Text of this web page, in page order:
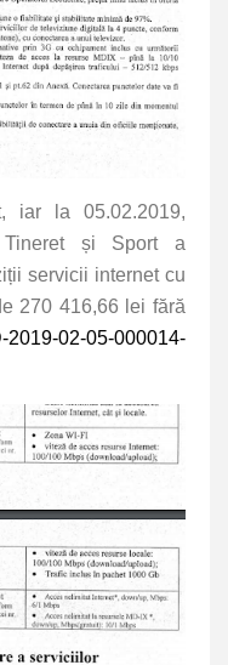
iar la 05.02.2019,
Tineret și Sport a
servicii internet cu
270 416,66 lei fără
2019-02-05-000014-